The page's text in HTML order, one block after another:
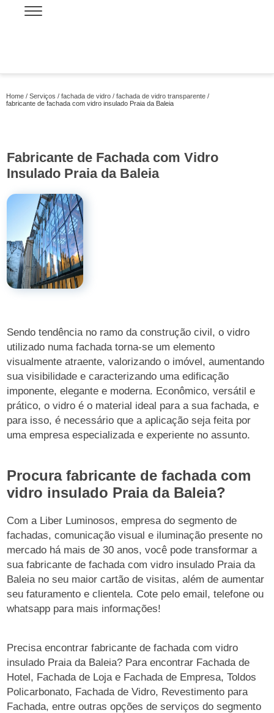
Home Serviços fachada de vidro
fachada de vidro transparente
fabricante de fachada com vidro insulado Praia da Baleia
Fabricante de Fachada com Vidro
Insulado Praia da Baleia
Sendo tendência no ramo da construção civil, o vidro
utilizado numa fachada torna-se um elemento
visualmente atraente, valorizando o imóvel, aumentando
sua visibilidade e caracterizando uma edificação
imponente, elegante e moderna. Econômico, versátil e
prático, o vidro é o material ideal para a sua fachada, e
para isso, é necessário que a aplicação seja feita por
uma empresa especializada e experiente no assunto.
Procura fabricante de fachada com
vidro insulado Praia da Baleia?
Com a Liber Luminosos, empresa do segmento de
fachadas, comunicação visual e iluminação presente no
mercado há mais de 30 anos, você pode transformar a
sua fabricante de fachada com vidro insulado Praia da
Baleia no seu maior cartão de visitas, além de aumentar
seu faturamento e clientela. Cote pelo email, telefone ou
whatsapp para mais informações!
Precisa encontrar fabricante de fachada com vidro
insulado Praia da Baleia? Para encontrar Fachada de
Hotel, Fachada de Loja e Fachada de Empresa, Toldos
Policarbonato, Fachada de Vidro, Revestimento para
Fachada, entre outras opções de serviços do segmento